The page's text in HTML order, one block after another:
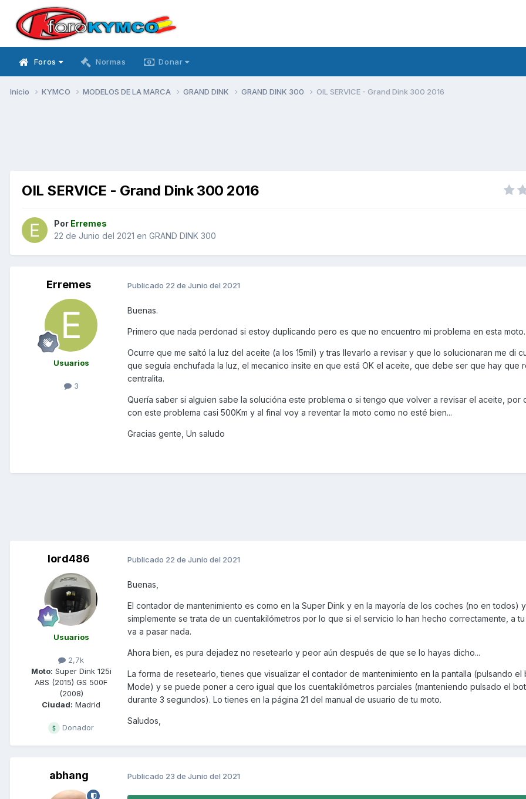
Foros Normas Donar
Inicio KYMCO MODELOS DE LA MARCA GRAND DINK GRAND DINK 300 OIL SERVICE - Grand Dink 300 2016
OIL SERVICE - Grand Dink 300 2016
Por Erremes
22 de Junio del 2021 en GRAND DINK 300
Erremes
Usuarios
3
Publicado 22 de Junio del 2021
Buenas.
Primero que nada perdonad si estoy duplicando pero es que no encuentro mi problema en esta moto.
Ocurre que me saltó la luz del aceite (a los 15mil) y tras llevarlo a revisar y que lo solucionaran me di
que seguía enchufada la luz, el mecanico insite en que está OK el aceite, que debe ser que hay que
centralita.
Quería saber si alguien sabe la solucióna este problema o si tengo que volver a revisar el aceite, por
con este problema casi 500Km y al final voy a reventar la moto como no esté bien...
Gracias gente, Un saludo
lord486
Usuarios
2,7k
Moto: Super Dink 125i
ABS (2015) GS 500F
(2008)
Ciudad: Madrid
Donador
Publicado 22 de Junio del 2021
Buenas,
El contador de mantenimiento es como en la Super Dink y en la mayoría de los coches (no en todos) y
simplemente se trata de un cuentakilómetros por lo que si el servicio lo han hecho correctamente, a
va a pasar nada.
Ahora bien, es pura dejadez no resetearlo y peor aún después de que se lo hayas dicho...
La forma de resetearlo, tienes que visualizar el contador de mantenimiento en la pantalla (pulsando el
Mode) y se puede poner a cero igual que los cuentakilómetros parciales (manteniendo pulsado el
durante 3 segundos). Lo tienes en la página 21 del manual de usuario de tu moto.
Saludos,
abhang Publicado 23 de Junio del 2021